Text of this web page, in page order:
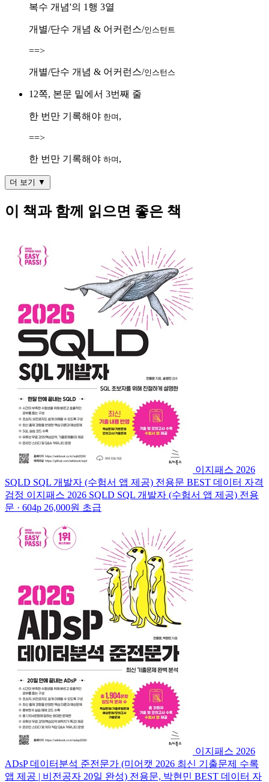
복수 개념'의 1행 3열
개별/단수 개념 & 어커런스/인스턴트
==>
개별/단수 개념 & 어커런스/인스턴스
12쪽, 본문 밑에서 3번째 줄
한 번만 기록해야 한며 ,
==>
한 번만 기록해야 하며 ,
더 보기 ▼
이 책과 함께 읽으면 좋은 책
이지패스 2026
SQLD SQL 개발자 (수험서 앱 제공) 전용문 BEST 데이터 자격
검정 이지패스 2026 SQLD SQL 개발자 (수험서 앱 제공) 전용
문 · 604p 26,000원 초급
이지패스 2026
ADsP 데이터분석 준전문가 (미어캣 2026 최신 기출문제 수록
앱 제공 | 비전공자 20일 완성) 전용문, 박현민 BEST 데이터 자